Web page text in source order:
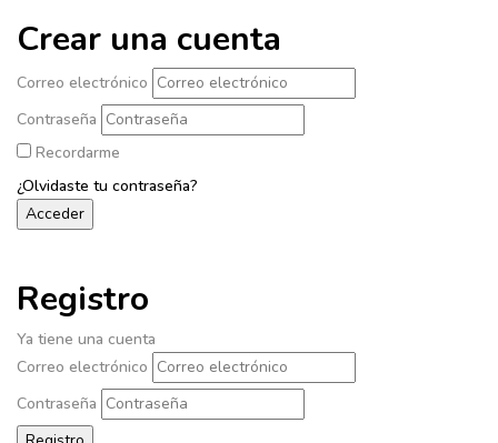
Crear una cuenta
Correo electrónico
Contraseña
Recordarme
¿Olvidaste tu contraseña?
Registro
Ya tiene una cuenta
Correo electrónico
Contraseña